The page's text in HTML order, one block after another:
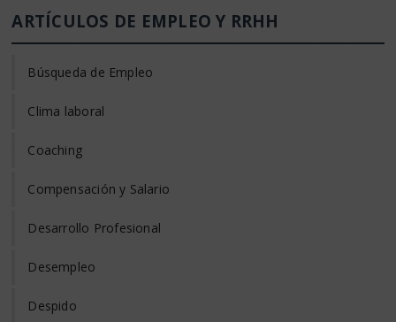
ARTÍCULOS DE EMPLEO Y RRHH
Búsqueda de Empleo
Clima laboral
Coaching
Compensación y Salario
Desarrollo Profesional
Desempleo
Despido